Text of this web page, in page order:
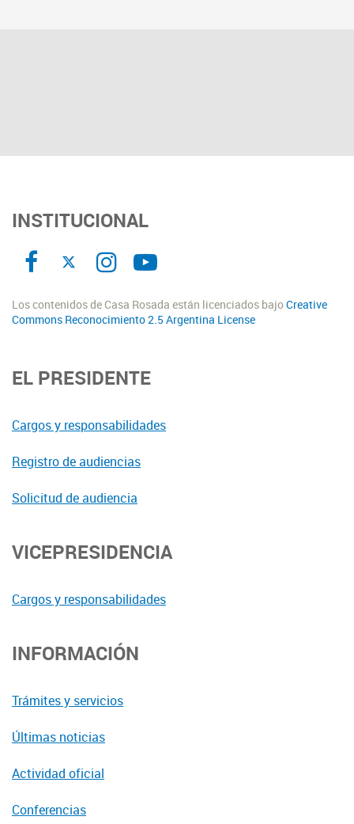
INSTITUCIONAL
Los contenidos de Casa Rosada están licenciados bajoCreative
Commons Reconocimiento 2.5 Argentina License
EL PRESIDENTE
Cargos y responsabilidades
Registro de audiencias
Solicitud de audiencia
VICEPRESIDENCIA
Cargos y responsabilidades
INFORMACIÓN
Trámites y servicios
Últimas noticias
Actividad oficial
Conferencias